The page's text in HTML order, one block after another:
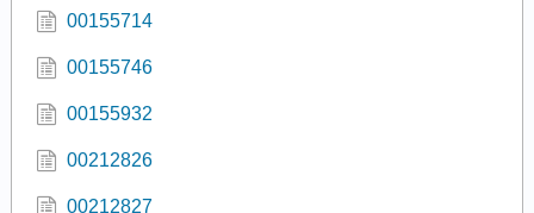
00155714
00155746
00155932
00212826
00212827